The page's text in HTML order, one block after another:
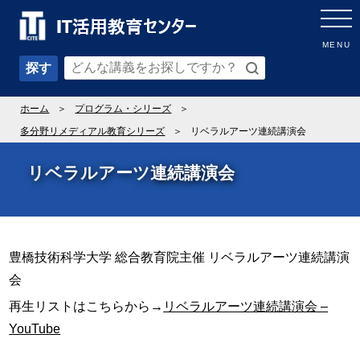
探す
MENU
ホーム
プログラム・シリーズ
多分野リメディアル教育シリーズ
リベラルアーツ連続講演会
リベラルアーツ連続講演会
豊橋技術科学大学 総合教育院主催 リベラルアーツ連続講演
会
再生リストはこちらから→ リベラルアーツ連続講演会 –
YouTube